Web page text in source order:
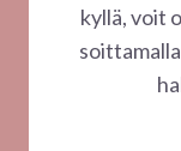
kyllä, voit